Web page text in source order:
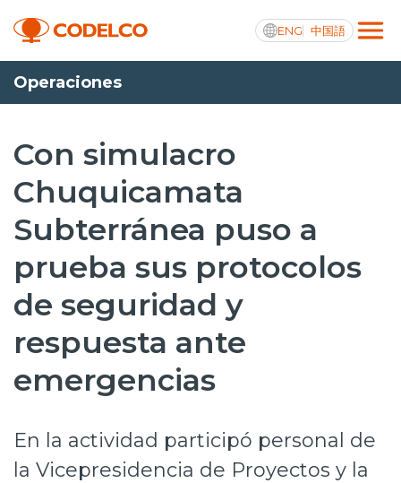
ENG 中国語
Transparencia activa
Nosotros
Operaciones
Proyectos
Sustentabilidad
Innovación
Inversionistas
Trabaja en Codelco
Operaciones
Con simulacro
Chuquicamata
Subterránea puso a
prueba sus protocolos
de seguridad y
respuesta ante
emergencias
En la actividad participó personal de
la Vicepresidencia de Proyectos y la